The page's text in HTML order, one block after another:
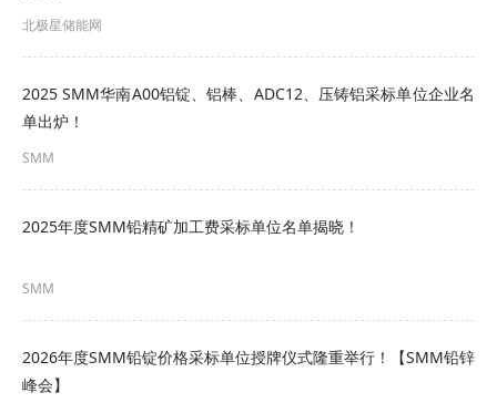
上海靖升金属材料有限公司
上海贸远实业有限公司
北极星储能网
2025 SMM华南A00铝锭、铝棒、ADC12、压铸铝采标单位企业名
单出炉！
SMM
2025年度SMM铅精矿加工费采标单位名单揭晓！
SMM
2026年度SMM铅锭价格采标单位授牌仪式隆重举行！【SMM铅锌
峰会】